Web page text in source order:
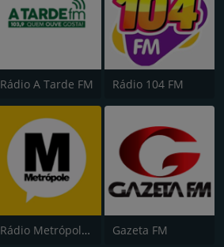
Rádio A Tarde FM Rádio 104 FM
Rádio Metrópole 101.3 FM Gazeta FM